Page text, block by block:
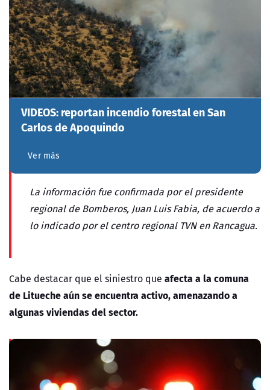
VIDEOS: reportan incendio forestal en San
Carlos de Apoquindo
Ver más
La información fue confirmada por el presidente
regional de Bomberos, Juan Luis Fabia, de acuerdo a
lo indicado por el centro regional TVN en Rancagua.
Cabe destacar que el siniestro que afecta a la comuna
de Litueche aún se encuentra activo, amenazando a
algunas viviendas del sector.